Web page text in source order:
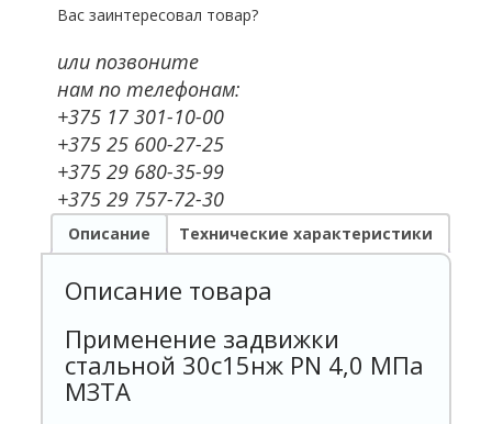
Вас заинтересовал товар?
или позвоните
нам по телефонам:
+375 17 301-10-00
+375 25 600-27-25
+375 29 680-35-99
+375 29 757-72-30
Описание Технические характеристики
Описание товара
Применение задвижки
стальной 30с15нж PN 4,0 МПа
МЗТА